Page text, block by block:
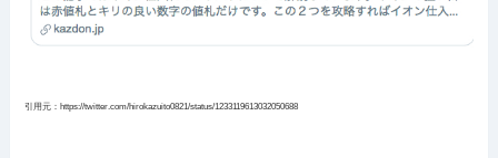
引用元：https://twitter.com/hirokazuito0821/status/1233119613032050688